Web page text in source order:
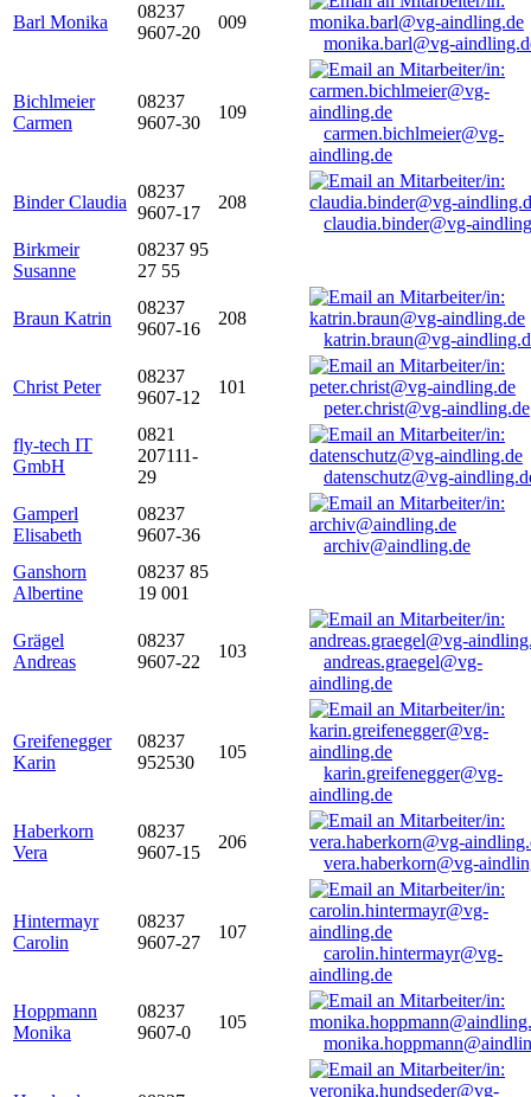
Barl Monika
08237
9607-20
009
monika.barl@vg-
Bichlmeier
Carmen
08237
9607-30
109
carmen.bichlmeier@vg-
aindling.de
Binder Claudia
08237
9607-17
208
claudia.binder@vg-
Birkmeir
Susanne
08237 95
27 55
Braun Katrin
08237
9607-16
208
katrin.braun@vg-
Christ Peter
08237
9607-12
101
peter.christ@vg-aindling.de
fly-tech IT
GmbH
0821
207111-
29
datenschutz@vg-
Gamperl
Elisabeth
08237
9607-36
archiv@aindling.de
Ganshorn
Albertine
08237 85
19 001
Grägel
Andreas
08237
9607-22
103
andreas.graegel@vg-
aindling.de
Greifenegger
Karin
08237
952530
105
karin.greifenegger@vg-
aindling.de
Haberkorn
Vera
08237
9607-15
206
vera.haberkorn@vg-
Hintermayr
Carolin
08237
9607-27
107
carolin.hintermayr@vg-
aindling.de
Hoppmann
Monika
08237
9607-0
105